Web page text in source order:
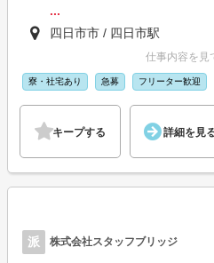
...
四日市市 / 四日市駅
仕事内容を見
寮・社宅あり 急募 フリーター歓迎
キープする 詳細を見
派 株式会社スタッフブリッジ